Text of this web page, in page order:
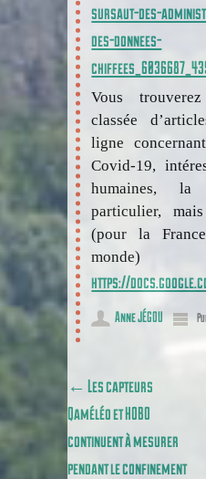
sursaut-des-
des-donnees-
Vous
classée
ligne
Covid-19,
humaines, la
particulier,
(pour la
https://
Anne JÉGOU
Poster navigation
← Les capteurs
Qaméléo et HOBO
continuent à mesurer
pendant le confinement